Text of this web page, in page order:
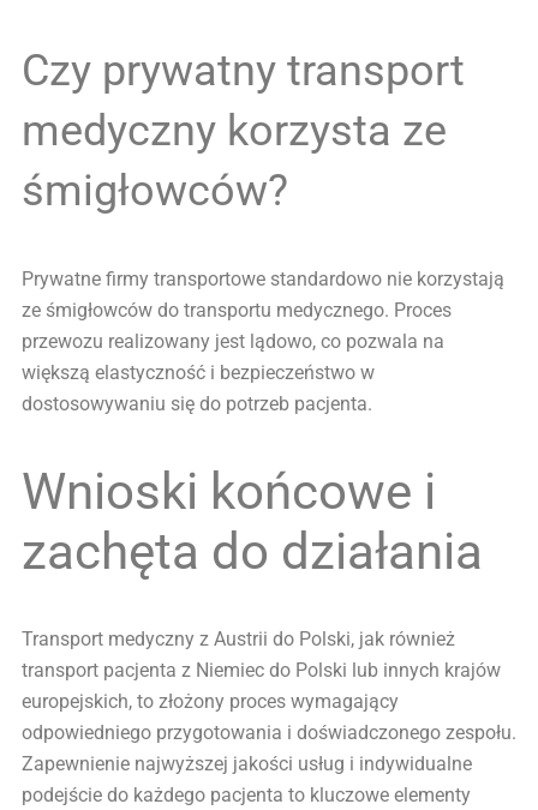
Czy prywatny transport
medyczny korzysta ze
śmigłowców?
Prywatne firmy transportowe standardowo nie korzystają
ze śmigłowców do transportu medycznego. Proces
przewozu realizowany jest lądowo, co pozwala na
większą elastyczność i bezpieczeństwo w
dostosowywaniu się do potrzeb pacjenta.
Wnioski końcowe i
zachęta do działania
Transport medyczny z Austrii do Polski, jak również
transport pacjenta z Niemiec do Polski lub innych krajów
europejskich, to złożony proces wymagający
odpowiedniego przygotowania i doświadczonego zespołu.
Zapewnienie najwyższej jakości usług i indywidualne
podejście do każdego pacjenta to kluczowe elementy